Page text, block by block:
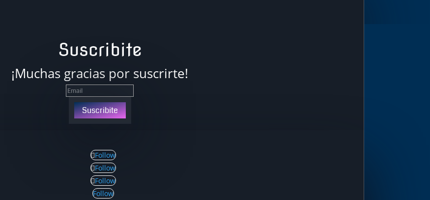
Suscribite
¡Muchas gracias por suscrirte!
Suscribite
Follow
Follow
Follow
Follow